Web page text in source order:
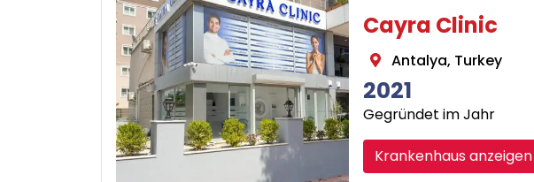
Cayra Clinic
Antalya, Turkey
2021
Gegründet im Jahr
Krankenhaus anzeigen